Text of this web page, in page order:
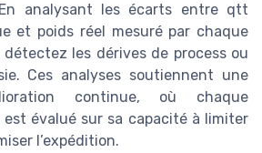
analysant les écarts entre qtt
et poids réel mesuré par chaque
détectez les dérives de process ou
Ces analyses soutiennent une
continue, où chaque
évalué sur sa capacité à limiter
l’expédition.